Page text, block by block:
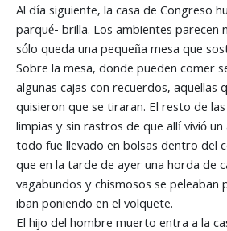
Al día siguiente, la casa de Congreso
parqué- brilla. Los ambientes parecen
sólo queda una pequeña mesa que
Sobre la mesa, donde pueden comer
algunas cajas con recuerdos, aquellas
quisieron que se tiraran. El resto de
limpias y sin rastros de que allí vivió un
todo fue llevado en bolsas dentro del
que en la tarde de ayer una horda de
vagabundos y chismosos se peleaban
iban poniendo en el volquete.
El hijo del hombre muerto entra a la